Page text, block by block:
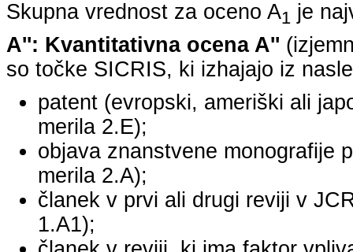
Skupna vrednost za oceno A1 je
A'': Kvantitativna ocena A''
so točke SICRIS, ki izhajajo iz
patent (evropski, ameriški ali
merila 2.E);
objava znanstvene monografije
merila 2.A);
članek v prvi ali drugi reviji v
1.A1);